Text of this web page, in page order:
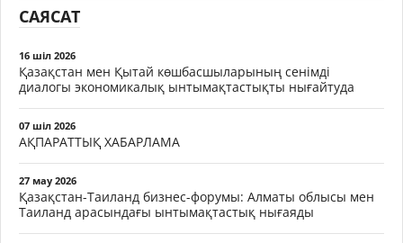
САЯСАТ
16 шіл 2026
Қазақстан мен Қытай көшбасшыларының сенімді
диалогы экономикалық ынтымақтастықты нығайтуда
07 шіл 2026
АҚПАРАТТЫҚ ХАБАРЛАМА
27 мау 2026
Қазақстан-Таиланд бизнес-форумы: Алматы облысы мен
Таиланд арасындағы ынтымақтастық нығаяды